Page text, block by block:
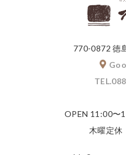
770-0872 徳
OPEN 11:00〜
木曜定休